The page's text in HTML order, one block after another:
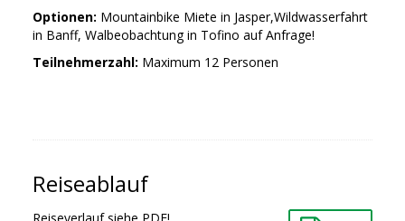
Optionen: Mountainbike Miete in Jasper,Wildwasserfahrt
in Banff, Walbeobachtung in Tofino auf Anfrage!
Teilnehmerzahl: Maximum 12 Personen
Reiseablauf